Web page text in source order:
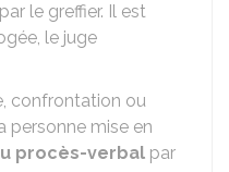
le greffier. Il est
le juge
confrontation ou
personne mise en
procès-verbal par